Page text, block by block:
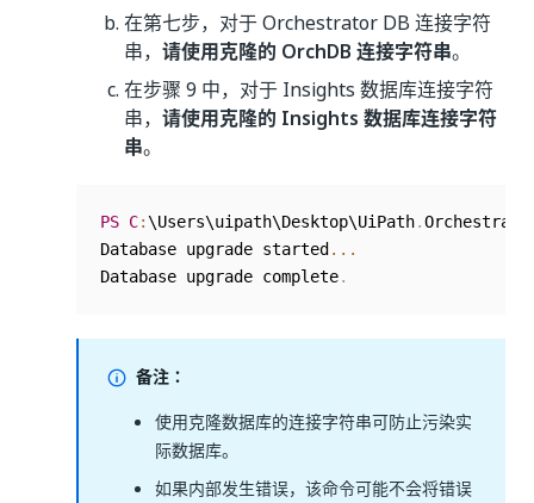
在第七步，对于 Orchestrator DB 连接字符
串， 请使用克隆的 OrchDB 连接字符串。
在步骤 9 中，对于 Insights 数据库连接字符
串， 请使用克隆的 Insights 数据库连接字符
串。
PS C:\Users\uipath\Desktop\UiPath.
Database upgrade started ...
Database upgrade complete.
备注：
使用克隆数据库的连接字符串可防止污染实
际数据库。
如果内部发生错误，该命令可能不会将错误